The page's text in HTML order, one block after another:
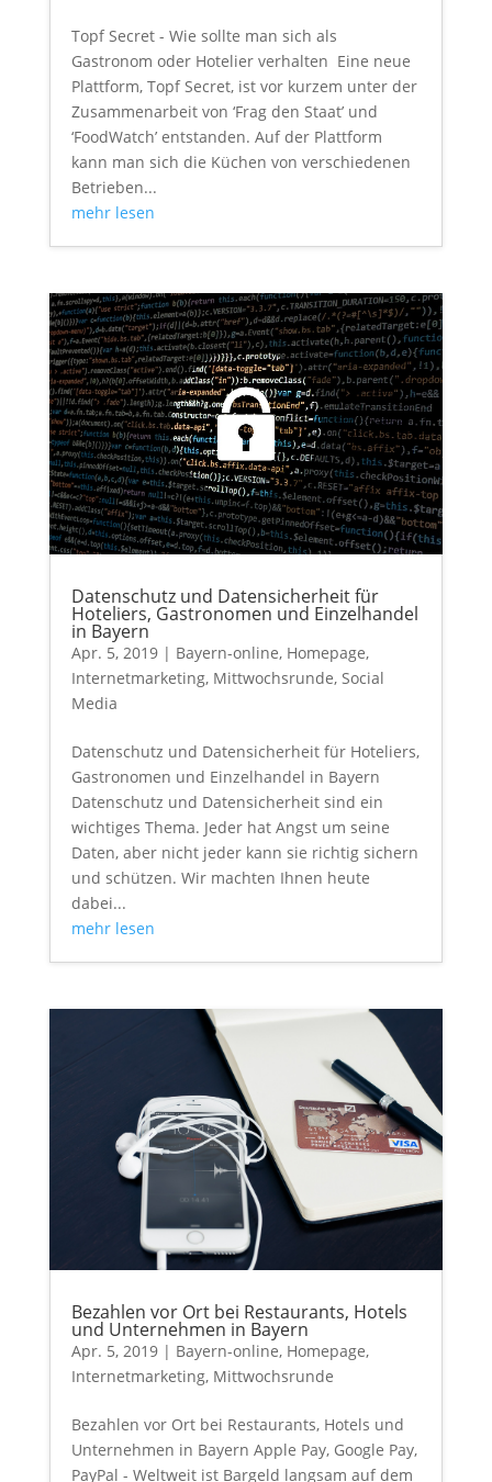
Topf Secret - Wie sollte man sich als
Gastronom oder Hotelier verhalten Eine neue
Plattform, Topf Secret, ist vor kurzem unter der
Zusammenarbeit von ‘Frag den Staat’ und
‘FoodWatch’ entstanden. Auf der Plattform
kann man sich die Küchen von verschiedenen
Betrieben...
mehr lesen
Datenschutz und Datensicherheit für
Hoteliers, Gastronomen und Einzelhandel
in Bayern
Apr. 5, 2019| Bayern-online, Homepage,
Internetmarketing, Mittwochsrunde, Social
Media
Datenschutz und Datensicherheit für Hoteliers,
Gastronomen und Einzelhandel in Bayern
Datenschutz und Datensicherheit sind ein
wichtiges Thema. Jeder hat Angst um seine
Daten, aber nicht jeder kann sie richtig sichern
und schützen. Wir machten Ihnen heute
dabei...
mehr lesen
Bezahlen vor Ort bei Restaurants, Hotels
und Unternehmen in Bayern
Apr. 5, 2019| Bayern-online, Homepage,
Internetmarketing, Mittwochsrunde
Bezahlen vor Ort bei Restaurants, Hotels und
Unternehmen in Bayern Apple Pay, Google Pay,
PayPal - Weltweit ist Bargeld langsam auf dem